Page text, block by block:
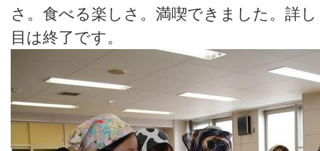
さ。食べる楽しさ。満喫できました。詳
目は終了です。